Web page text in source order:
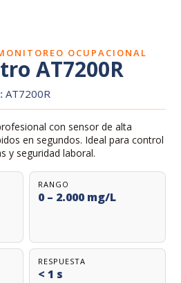
OCUPACIONAL
AT7200R
AT7200R
con sensor de alta
en segundos. Ideal para control
y seguridad laboral.
RANGO
0 – 2.000 mg/L
RESPUESTA
< 1 s